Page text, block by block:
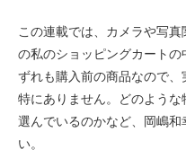
この連載では、カメラや写
の私のショッピングカート
ずれも購入前の商品なので
特にありません。どのよう
選んでいるのかなど、岡嶋
い。